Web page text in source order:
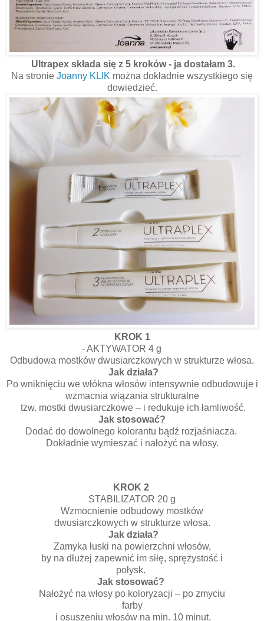
Ultrapex składa się z 5 kroków - ja dostałam 3.
Na stronie Joanny KLIK można dokładnie wszystkiego się
dowiedzieć.
KROK 1
- AKTYWATOR 4 g
Odbudowa mostków dwusiarczkowych w strukturze włosa.
Jak działa?
Po wniknięciu we włókna włosów intensywnie odbudowuje i
wzmacnia wiązania strukturalne
tzw. mostki dwusiarczkowe – i redukuje ich łamliwość.
Jak stosować?
Dodać do dowolnego kolorantu bądź rozjaśniacza.
Dokładnie wymieszać i nałożyć na włosy.
KROK 2
STABILIZATOR 20 g
Wzmocnienie odbudowy mostków
dwusiarczkowych w strukturze włosa.
Jak działa?
Zamyka łuski na powierzchni włosów,
by na dłużej zapewnić im siłę, sprężystość i
połysk.
Jak stosować?
Nałożyć na włosy po koloryzacji – po zmyciu
farby
i osuszeniu włosów na min. 10 minut.